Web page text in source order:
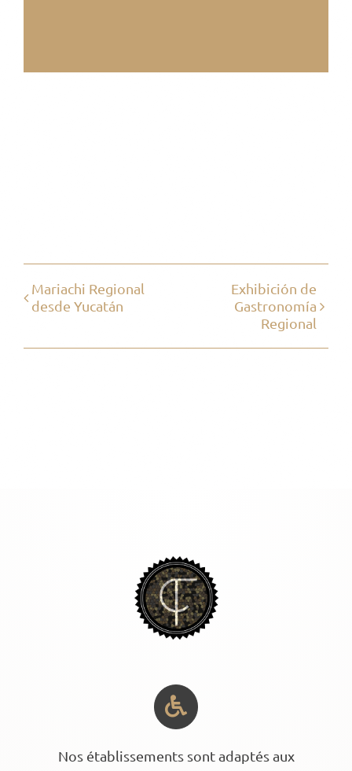
Mariachi Regional
desde Yucatán
Exhibición de
Gastronomía
Regional
Nos établissements sont adaptés aux